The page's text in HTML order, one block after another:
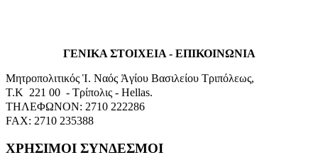
ΓΕΝΙΚΑ ΣΤΟΙΧΕΙΑ - ΕΠΙΚΟΙΝΩΝΙΑ
Μητροπολιτικός Ἱ. Ναός Ἁγίου Βασιλείου Τριπόλεως,
Τ.Κ 221 00 - Τρίπολις - Hellas.
ΤΗΛΕΦΩΝΟΝ: 2710 222286
FAX: 2710 235388
ΧΡΗΣΙΜΟΙ ΣΥΝΔΕΣΜΟΙ